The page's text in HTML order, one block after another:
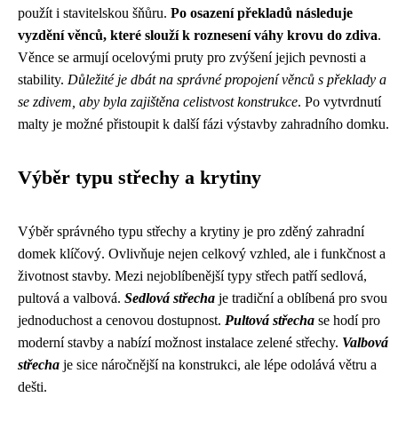
použít i stavitelskou šňůru. Po osazení překladů následuje
vyzdění věnců, které slouží k roznesení váhy krovu do zdiva.
Věnce se armují ocelovými pruty pro zvýšení jejich pevnosti a
stability. Důležité je dbát na správné propojení věnců s překlady a
se zdivem, aby byla zajištěna celistvost konstrukce. Po vytvrdnutí
malty je možné přistoupit k další fázi výstavby zahradního domku.
Výběr typu střechy a krytiny
Výběr správného typu střechy a krytiny je pro zděný zahradní
domek klíčový. Ovlivňuje nejen celkový vzhled, ale i funkčnost a
životnost stavby. Mezi nejoblíbenější typy střech patří sedlová,
pultová a valbová. Sedlová střecha je tradiční a oblíbená pro svou
jednoduchost a cenovou dostupnost. Pultová střecha se hodí pro
moderní stavby a nabízí možnost instalace zelené střechy. Valbová
střecha je sice náročnější na konstrukci, ale lépe odolává větru a
dešti.